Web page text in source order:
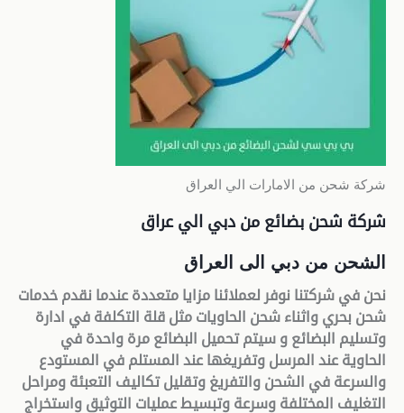
شركة شحن من الامارات الي العراق
شركة شحن بضائع من دبي الي عراق
الشحن من دبي الى العراق
نحن في شركتنا نوفر لعملائنا مزايا متعددة عندما نقدم خدمات
شحن بحري واثناء شحن الحاويات مثل قلة التكلفة في ادارة
وتسليم البضائع و سيتم تحميل البضائع مرة واحدة في
الحاوية عند المرسل وتفريغها عند المستلم في المستودع
والسرعة في الشحن والتفريغ وتقليل تكاليف التعبئة ومراحل
التغليف المختلفة وسرعة وتبسيط عمليات التوثيق واستخراج